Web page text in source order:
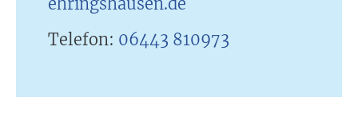
Telefon: 06443 810973